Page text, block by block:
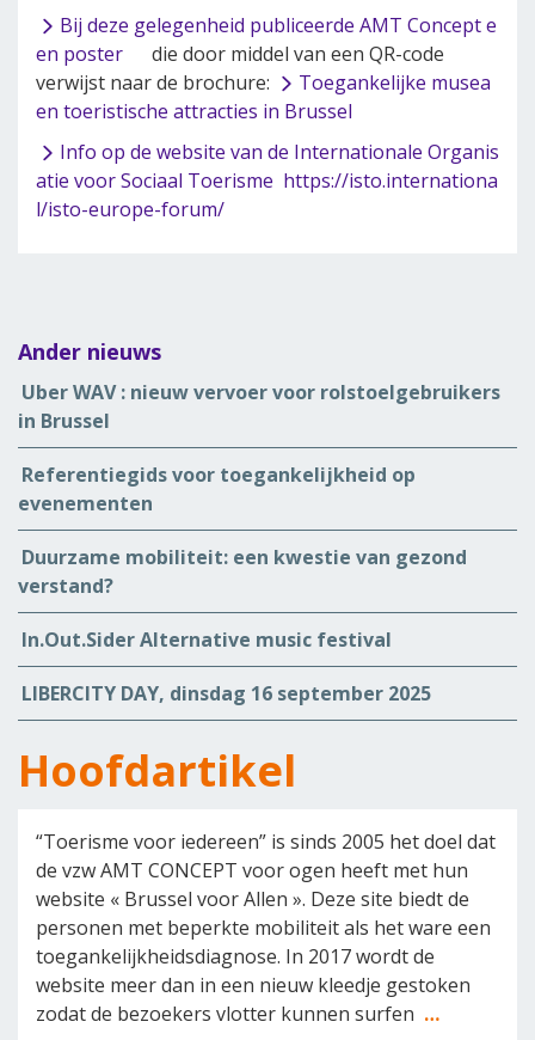
Bij deze gelegenheid publiceerde AMT Concept e
en poster
die door middel van een QR-code
verwijst naar de brochure:
Toegankelijke musea
en toeristische attracties in Brussel
Info op de website van de Internationale Organis
atie voor Sociaal Toerisme https://isto.internationa
l/isto-europe-forum/
Ander nieuws
Uber WAV : nieuw vervoer voor rolstoelgebruikers
in Brussel
Referentiegids voor toegankelijkheid op
evenementen
Duurzame mobiliteit: een kwestie van gezond
verstand?
In.Out.Sider Alternative music festival
LIBERCITY DAY, dinsdag 16 september 2025
Hoofdartikel
“Toerisme voor iedereen” is sinds 2005 het doel dat
de vzw AMT CONCEPT voor ogen heeft met hun
website « Brussel voor Allen ». Deze site biedt de
personen met beperkte mobiliteit als het ware een
toegankelijkheidsdiagnose. In 2017 wordt de
website meer dan in een nieuw kleedje gestoken
zodat de bezoekers vlotter kunnen surfen …